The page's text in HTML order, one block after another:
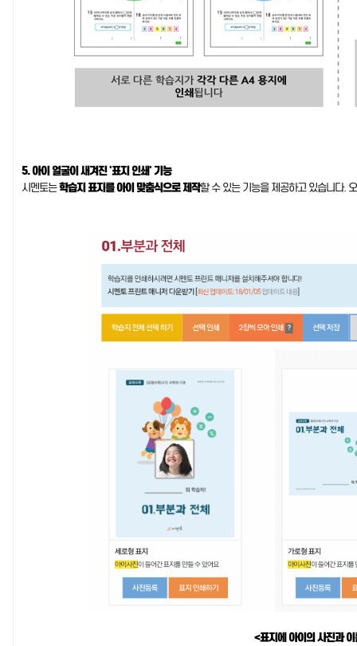
5. 아이 얼굴이 새겨진 '표지 인쇄' 기능
시멘토는학습지 표지를 아이 맞춤식으로 제작할 수 있는 기능을 제공하고 있습니다.
<표지에 아이의 사진과